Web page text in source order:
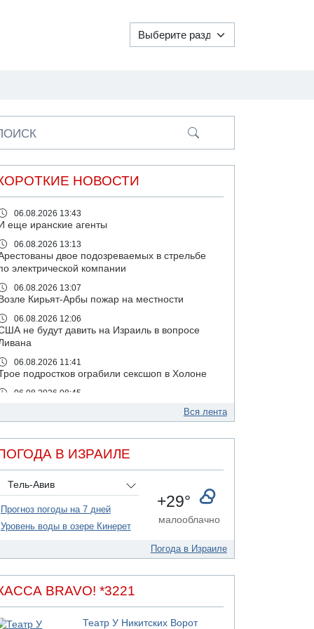
НОВОСТИ
06.08.2026 13:43
И еще иранские агенты
06.08.2026 13:13
двое подозреваемых в стрельбе
электрической компании
06.08.2026 13:07
Возле Кирьят-Арбы пожар на местности
06.08.2026 12:06
не будут давить на Израиль в вопросе
06.08.2026 11:41
подростков ограбили сексшоп в Холоне
06.08.2026 08:45
06.08.2026 08:11
атака на российский НПЗ
05.08.2026 18:30
противоракетной обороны "Хец"
05.08.2026 18:28
МАДА призывает израильтян срочно сдавать
кровь
Бывший посол Израиля в ООН Гилад Эрдан
партии
05.08.2026 13:49
севере Израиля на берег выбросило тело
Вся лента
В ИЗРАИЛЕ
Тель-Авив
Прогноз погоды на 7 дней
Уровень воды в озере Кинерет
+29°
малооблачно
Погода в Израиле
BRAVO! *3221
Театр У Никитских Ворот